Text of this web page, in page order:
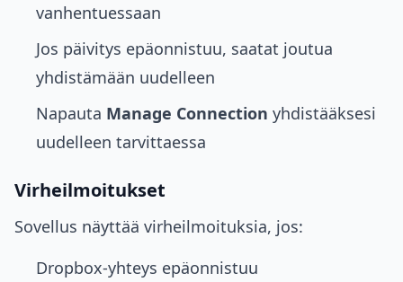
vanhentuessaan
Jos päivitys epäonnistuu, saatat joutua
yhdistämään uudelleen
Napauta Manage Connection yhdistääksesi
uudelleen tarvittaessa
Virheilmoitukset
Sovellus näyttää virheilmoituksia, jos:
Dropbox-yhteys epäonnistuu